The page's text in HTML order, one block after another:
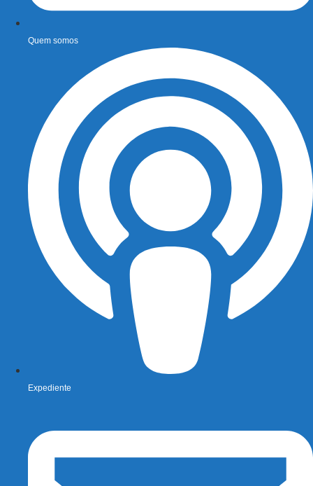
Quem somos
Expediente